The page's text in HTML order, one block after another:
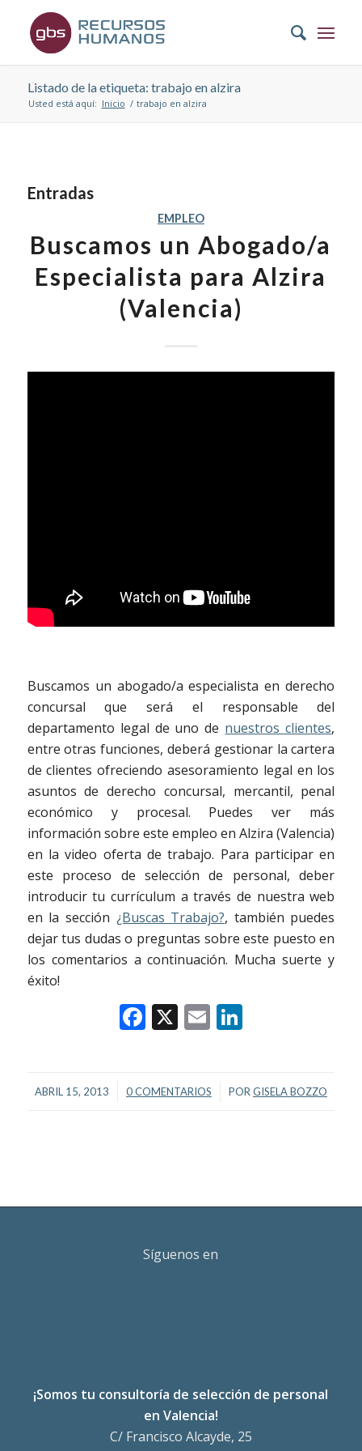
Listado de la etiqueta: trabajo en alzira
Usted está aquí: Inicio / trabajo en alzira
Entradas
EMPLEO
Buscamos un Abogado/a
Especialista para Alzira
(Valencia)
Buscamos un abogado/a especialista en derecho
concursal que será el responsable del
departamento legal de uno de nuestros clientes,
entre otras funciones, deberá gestionar la cartera
de clientes ofreciendo asesoramiento legal en los
asuntos de derecho concursal, mercantil, penal
económico y procesal. Puedes ver más
información sobre este empleo en Alzira (Valencia)
en la video oferta de trabajo. Para participar en
este proceso de selección de personal, deber
introducir tu currículum a través de nuestra web
en la sección ¿Buscas Trabajo?, también puedes
dejar tus dudas o preguntas sobre este puesto en
los comentarios a continuación. Mucha suerte y
éxito!
Facebook
X EmailLinkedIn
ABRIL 15, 2013
/ 0 COMENTARIOS
/ POR GISELA BOZZO
Síguenos en
¡Somos tu consultoría de selección de personal
en Valencia!
C/ Francisco Alcayde, 25